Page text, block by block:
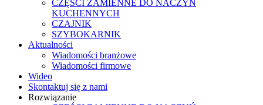
CZĘŚCI ZAMIENNE DO NACZYŃ
KUCHENNYCH
CZAJNIK
SZYBOKARNIK
Aktualności
Wiadomości branżowe
Wiadomości firmowe
Wideo
Skontaktuj się z nami
Rozwiązanie